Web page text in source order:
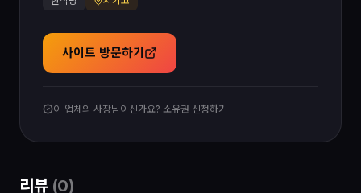
사이트 방문하기
이 업체의 사장님이신가요? 소유권 신청하기
리뷰 (0)